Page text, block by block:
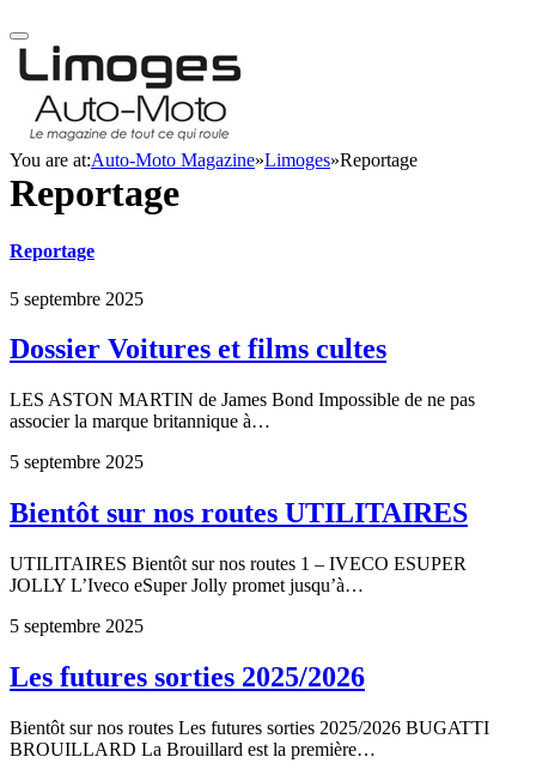
You are at:Auto-Moto Magazine»Limoges»Reportage
Reportage
Reportage
5 septembre 2025
Dossier Voitures et films cultes
LES ASTON MARTIN de James Bond Impossible de ne pas
associer la marque britannique à…
5 septembre 2025
Bientôt sur nos routes UTILITAIRES
UTILITAIRES Bientôt sur nos routes 1 – IVECO ESUPER
JOLLY L’Iveco eSuper Jolly promet jusqu’à…
5 septembre 2025
Les futures sorties 2025/2026
Bientôt sur nos routes Les futures sorties 2025/2026 BUGATTI
BROUILLARD La Brouillard est la première…